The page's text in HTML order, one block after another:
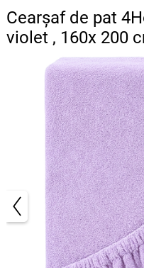
Cearșaf de pat
violet , 160x 200